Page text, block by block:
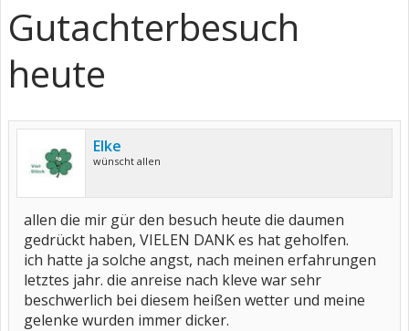
Gutachterbesuch
heute
Elke
wünscht allen
allen die mir gür den besuch heute die daumen
gedrückt haben, VIELEN DANK es hat geholfen.
ich hatte ja solche angst, nach meinen erfahrungen
letztes jahr. die anreise nach kleve war sehr
beschwerlich bei diesem heißen wetter und meine
gelenke wurden immer dicker.